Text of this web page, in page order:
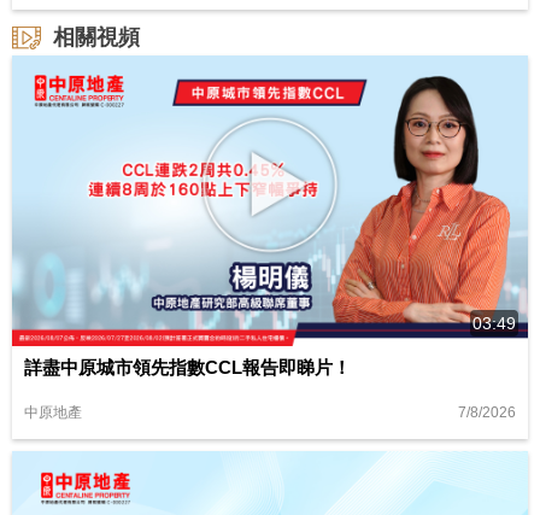
相關視頻
03:49
詳盡中原城市領先指數CCL報告即睇片！
中原地產 7/8/2026